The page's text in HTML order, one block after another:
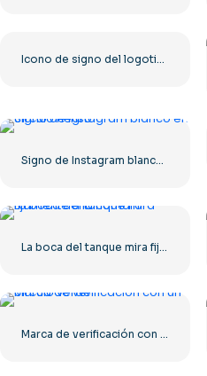
Icono de signo del logotipo de Roblox
Signo de Instagram blanco en círculo negro
La boca del tanque mira fijamente a la cámara.
Marca de verificación con un círculo verde